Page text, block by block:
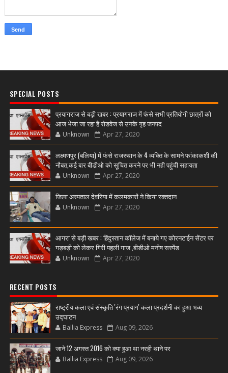
SPECIAL POSTS
प्रयागराज से बड़ी खबर : प्रयागराज में फंसे सभी प्रतियोगी छात्रों को
आज भेजा जा रहा है रोडवेज से उनके गृह जनपद
Unknown Apr 27, 2020
लक्ष्मणपुर (बलिया) में फंसे राजस्थान के 4 व्यक्ति के सामने फांकाकशी की
नौबत,कई बार बीडीओ को सूचित करने पर भी नही पहुंची सहायता
Unknown Apr 27, 2020
जिला अस्पताल देवरिया में कलमकारों ने किया रक्तदान
Unknown Apr 27, 2020
आगरा से बड़ी खबर : हिंदुस्तान कॉलेज में बनाये गए कोरनटाईन सेंटर पर
गड़बड़ी को लेकर गिरी पहली गाज ,बीडीओ मनीष सस्पेंड
Unknown Apr 27, 2020
RECENT POSTS
राष्ट्रीय कला एवं संस्कृति 'रंग प्रयाग' कला प्रदर्शनी का हुआ भव्य
उद्घाटन
Ballia Express Aug 09, 2026
जाने 12 अगस्त 2016 को क्या हुआ था नरही थाने पर
Ballia Express Aug 09, 2026